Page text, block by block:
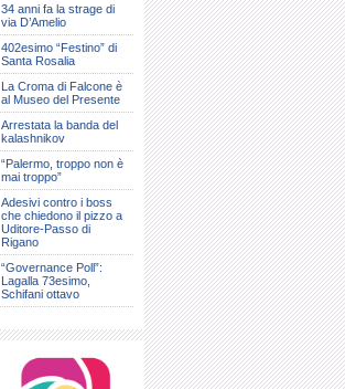
34 anni fa la strage di
via D’Amelio
402esimo “Festino” di
Santa Rosalia
La Croma di Falcone è
al Museo del Presente
Arrestata la banda del
kalashnikov
“Palermo, troppo non è
mai troppo”
Adesivi contro i boss
che chiedono il pizzo a
Uditore-Passo di
Rigano
“Governance Poll”:
Lagalla 73esimo,
Schifani ottavo